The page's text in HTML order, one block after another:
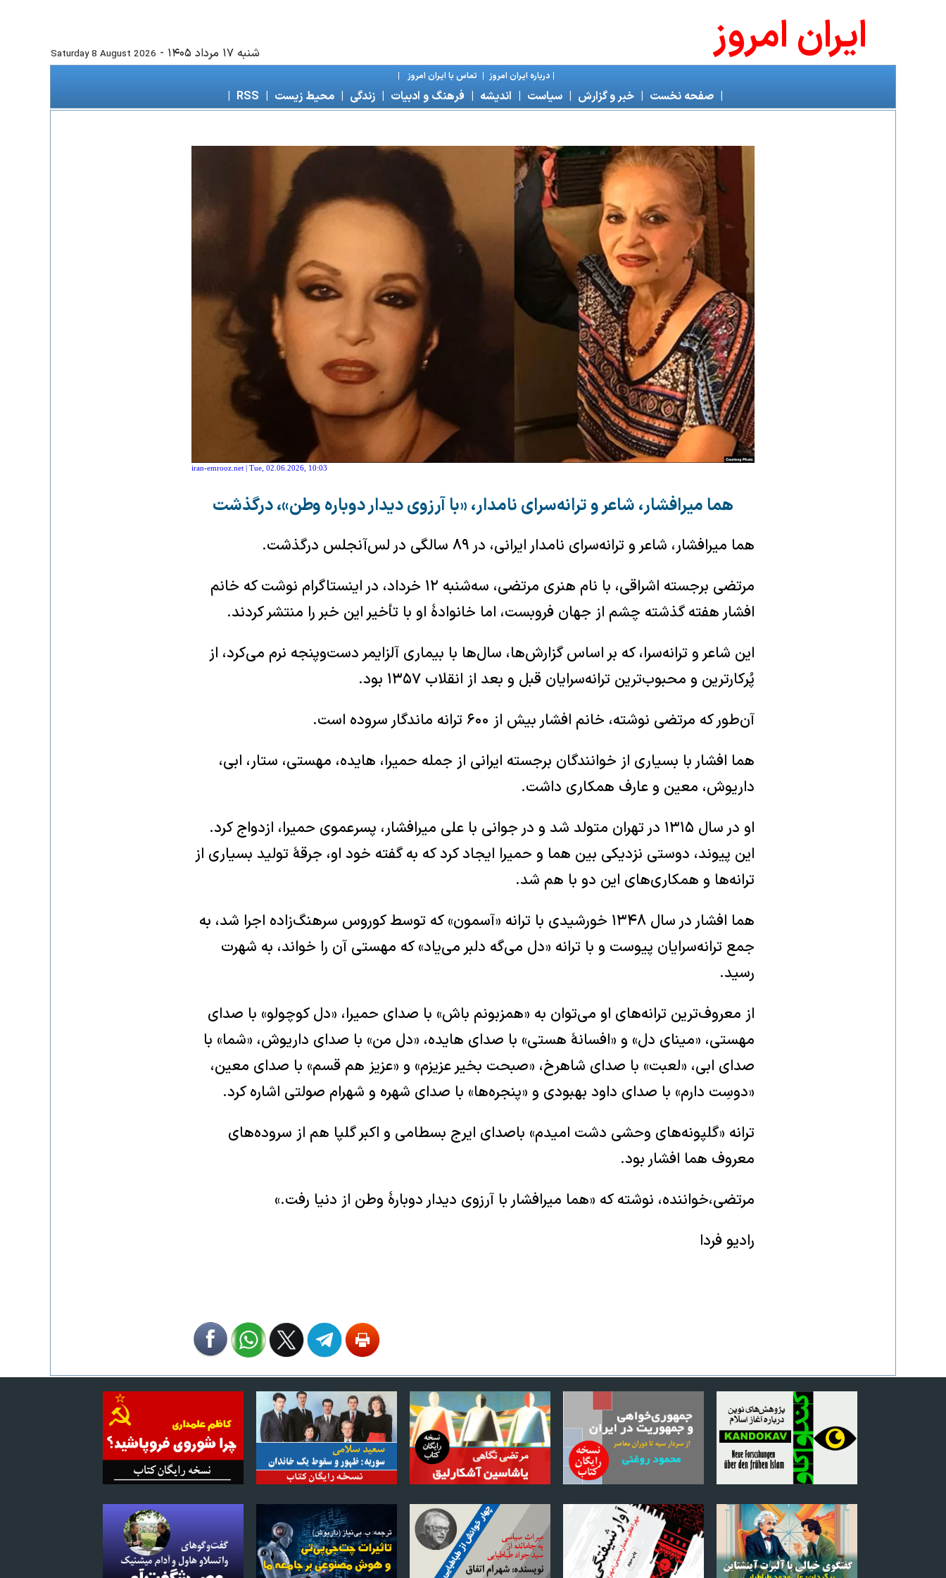
شنبه ۱۷ مرداد ۱۴۰۵ -
Saturday 8 August 2026 ايران امروز
|درباره ايران امروز | تماس با ايران امروز |
|صفحه نخست |خبر و گزارش |سياست | انديشه | فرهنگ و ادبيات |زندگی |محیط زیست |
RSS
|
iran-emrooz.net | Tue, 02.06.2026, 10:03
هما میرافشار، شاعر و ترانه‌سرای نامدار، «با آرزوی دیدار دوباره وطن»، درگذشت
هما میرافشار، شاعر و ترانه‌سرای نامدار ایرانی، در ۸۹ سالگی در لس‌آنجلس درگذشت.
مرتضی برجسته اشراقی، با نام هنری مرتضی، سه‌شنبه ۱۲ خرداد، در اینستاگرام نوشت که خانم
افشار هفته گذشته چشم از جهان فروبست، اما خانوادهٔ او با تأخیر این خبر را منتشر کردند.
این شاعر و ترانه‌سرا، که بر اساس گزارش‌ها، سال‌ها با بیماری آلزایمر دست‌و‌پنجه نرم می‌کرد، از
پُرکارترین و محبوب‌ترین ترانه‌سرایان قبل و بعد از انقلاب ۱۳۵۷ بود.
آن‌طور که مرتضی نوشته، خانم افشار بیش از ۶۰۰ ترانه ماندگار سروده است.
هما افشار با بسیاری از خوانندگان برجسته ایرانی از جمله حمیرا، هایده، مهستی، ستار، ابی،
داریوش، معین و عارف همکاری داشت.
او در سال ۱۳۱۵ در تهران متولد شد و در جوانی با علی میرافشار، پسرعموی حمیرا، ازدواج کرد.
این پیوند، دوستی نزدیکی بین هما و حمیرا ایجاد کرد که به گفته خود او، جرقهٔ تولید بسیاری از
ترانه‌ها و همکاری‌های این دو با هم شد.
هما افشار در سال ۱۳۴۸ خورشیدی با ترانه «آسمون» که توسط کوروس سرهنگ‌زاده اجرا شد، به
جمع ترانه‌سرایان پیوست و با ترانه «دل می‌گه دلبر می‌یاد» که مهستی آن را خواند، به شهرت
رسید.
از معروف‌ترین ترانه‌های او می‌توان به «همزبونم باش» با صدای حمیرا، «دل کوچولو» با صدای
مهستی، «مینای دل» و «افسانهٔ هستی» با صدای هایده، «دل من» با صدای داریوش، «شما» با
صدای ابی، «لعبت» با صدای شاهرخ، «صبحت بخیر عزیزم» و «عزیز هم قسم» با صدای معین،
«دوسِت دارم» با صدای داود بهبودی و «پنجره‌ها» با صدای شهره و شهرام صولتی اشاره کرد.
ترانه «گلپونه‌های وحشی دشت امیدم» باصدای ایرج بسطامی و اکبر گلپا هم از سروده‌های
معروف هما افشار بود.
مرتضی،‌خواننده، نوشته که «هما میرافشار با آرزوی دیدار دوبارهٔ وطن از دنیا رفت.»
رادیو فردا